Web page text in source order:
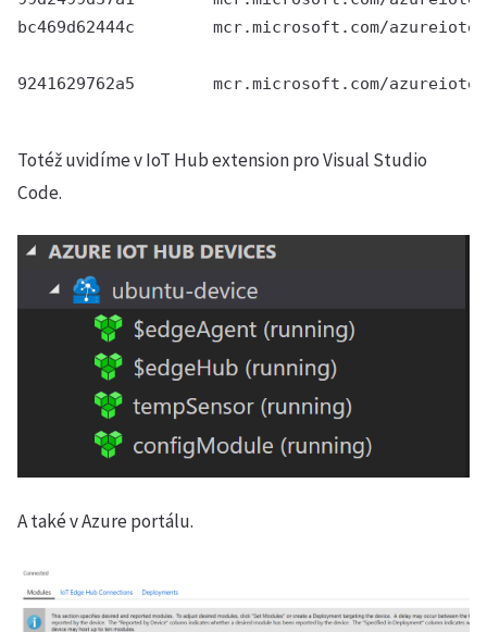
bc469d62444c        mcr.microsoft.com/
9241629762a5        mcr.microsoft.com/
Totéž uvidíme v IoT Hub extension pro Visual Studio
Code.
A také v Azure portálu.